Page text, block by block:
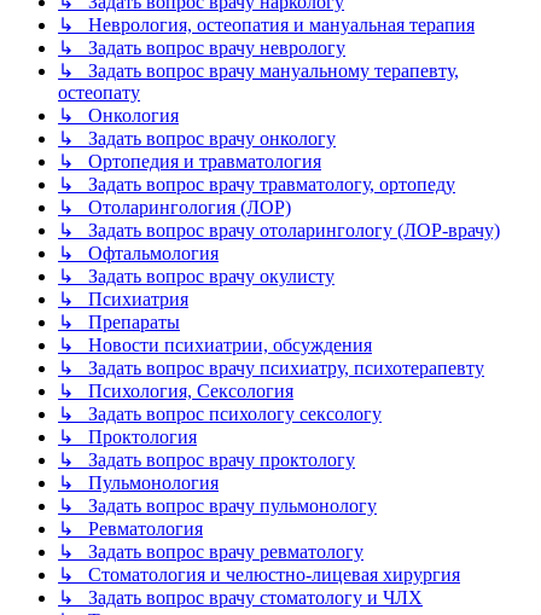
↳ Неврология, остеопатия и мануальная терапия
↳ Задать вопрос врачу неврологу
↳ Задать вопрос врачу мануальному терапевту,
остеопату
↳ Онкология
↳ Задать вопрос врачу онкологу
↳ Ортопедия и травматология
↳ Задать вопрос врачу травматологу, ортопеду
↳ Отоларингология (ЛОР)
↳ Задать вопрос врачу отоларингологу (ЛОР-врачу)
↳ Офтальмология
↳ Задать вопрос врачу окулисту
↳ Психиатрия
↳ Препараты
↳ Новости психиатрии, обсуждения
↳ Задать вопрос врачу психиатру, психотерапевту
↳ Психология, Сексология
↳ Задать вопрос психологу сексологу
↳ Проктология
↳ Задать вопрос врачу проктологу
↳ Пульмонология
↳ Задать вопрос врачу пульмонологу
↳ Ревматология
↳ Задать вопрос врачу ревматологу
↳ Стоматология и челюстно-лицевая хирургия
↳ Задать вопрос врачу стоматологу и ЧЛХ